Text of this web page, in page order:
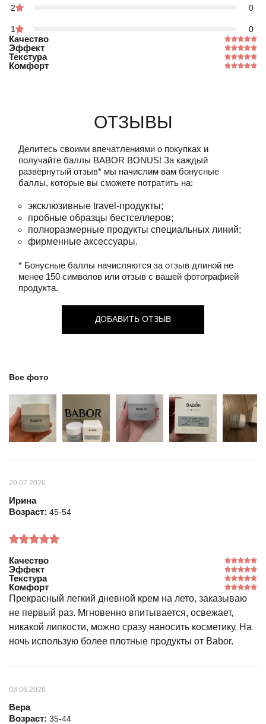
2 0
1 0
Качество
Эффект
Текстура
Комфорт
Отзывы
Делитесь своими впечатлениями о покупках и
получайте баллы BABOR BONUS! За каждый
развёрнутый отзыв* мы начислим вам бонусные
баллы, которые вы сможете потратить на:
эксклюзивные travel-продукты;
пробные образцы бестселлеров;
полноразмерные продукты специальных линий;
фирменные аксессуары.
* Бонусные баллы начисляются за отзыв длиной не
менее 150 символов или отзыв с вашей фотографией
продукта.
ДОБАВИТЬ ОТЗЫВ
Все фото
20.07.2026
Ирина
Возраст: 45-54
Качество
Эффект
Текстура
Комфорт
Прекрасный легкий дневной крем на лето, заказываю
не первый раз. Мгновенно впитывается, освежает,
никакой липкости, можно сразу наносить косметику. На
ночь использую более плотные продукты от Babor.
08.06.2026
Вера
Возраст: 35-44